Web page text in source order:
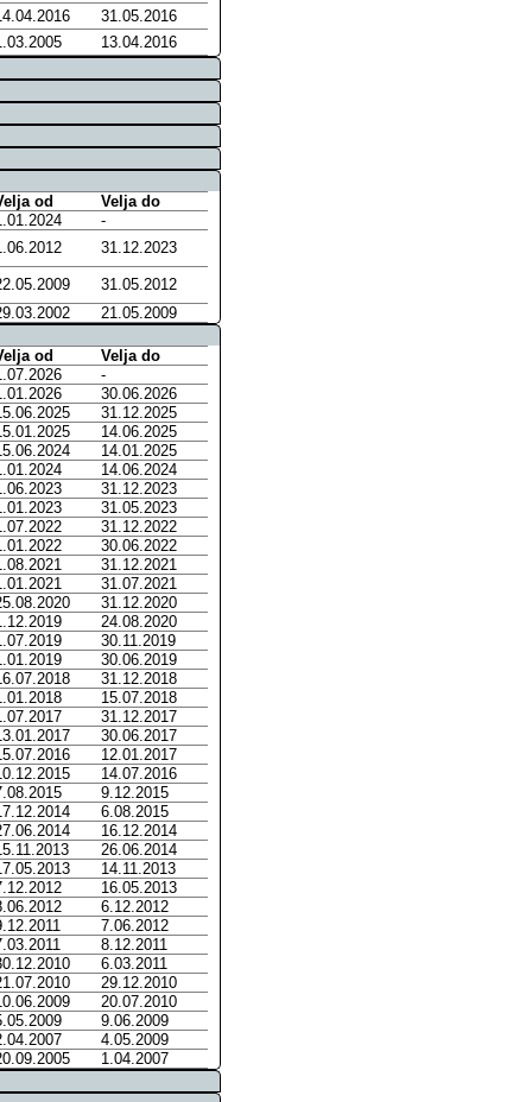
31.05.2016
13.04.2016
od
Velja do
-
31.12.2023
31.05.2012
21.05.2009
od
Velja do
-
30.06.2026
31.12.2025
14.06.2025
14.01.2025
14.06.2024
31.12.2023
31.05.2023
31.12.2022
30.06.2022
31.12.2021
31.07.2021
31.12.2020
24.08.2020
30.11.2019
30.06.2019
31.12.2018
15.07.2018
31.12.2017
30.06.2017
12.01.2017
14.07.2016
9.12.2015
6.08.2015
16.12.2014
26.06.2014
14.11.2013
16.05.2013
6.12.2012
7.06.2012
8.12.2011
6.03.2011
29.12.2010
20.07.2010
9.06.2009
4.05.2009
1.04.2007